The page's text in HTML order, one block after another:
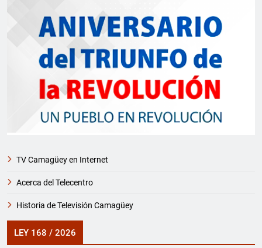
TV Camagüey en Internet
Acerca del Telecentro
Historia de Televisión Camagüey
LEY 168 / 2026